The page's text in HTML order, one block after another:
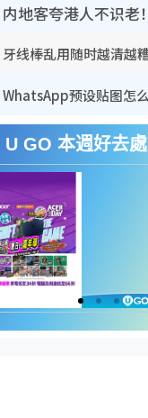
U GO 本週好去處